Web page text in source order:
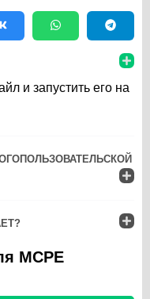
и запустить его на
MCPE